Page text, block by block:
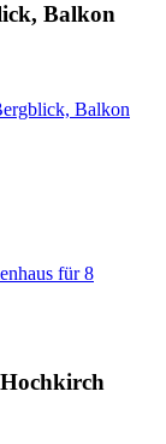
Balkon
Balkon
für 8